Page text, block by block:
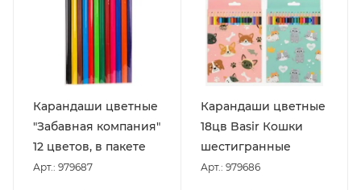
Карандаши цветные
"Забавная компания"
12 цветов, в пакете
Арт.: 979687
Карандаши цветные
18цв Basir Кошки
шестигранные
Арт.: 979686